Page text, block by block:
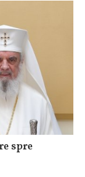
spre